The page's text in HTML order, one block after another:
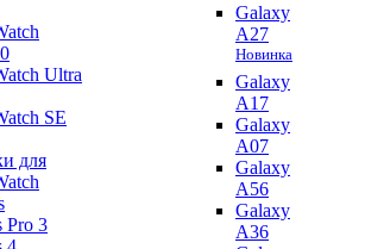
Ultra
SE
для
Pro 3
Galaxy
A27
Новинка
Galaxy
A17
Galaxy
A07
Galaxy
A56
Galaxy
A36